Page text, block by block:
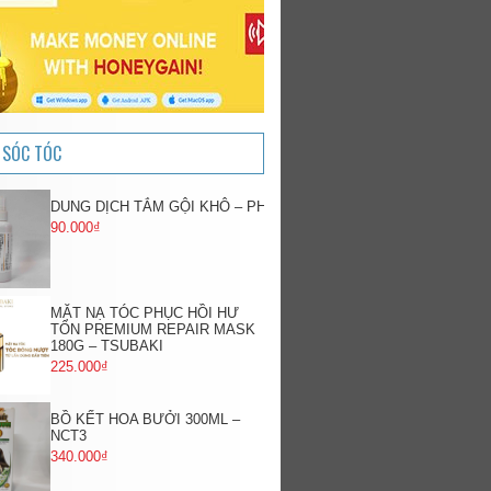
TÓC
DUNG DỊCH TẮM GỘI KHÔ – PH
90.000₫
MẶT NẠ TÓC PHỤC HỒI HƯ
TỔN PREMIUM REPAIR MASK
180G – TSUBAKI
225.000₫
BỒ KẾT HOA BƯỞI 300ML –
NCT3
340.000₫